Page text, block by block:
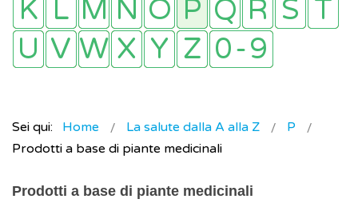
Sei qui: Home La salute dalla A alla Z
P
Prodotti a base di piante medicinali
Prodotti a base di piante medicinali